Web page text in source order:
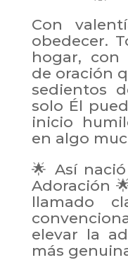
Con
obedecer.
hogar,
de oración
sedientos
solo Él
inicio
en algo
🌟 Así
Adoración
llamado
elevar la
más